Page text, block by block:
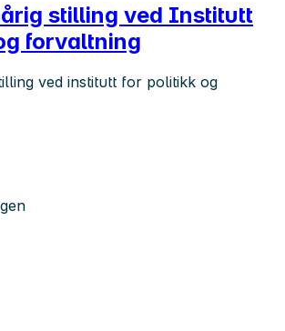
stilling ved Institutt
forvaltning
ved institutt for politikk og